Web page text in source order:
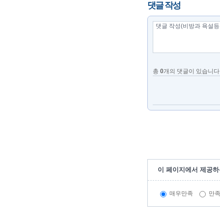
댓글 작성
총 0개의 댓글이 있습니
이 페이지에서 제공
매우만족 만족